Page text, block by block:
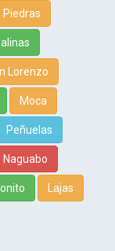
Piedras
Lorenzo
Moca
Peñuelas
Naguabo
Lajas